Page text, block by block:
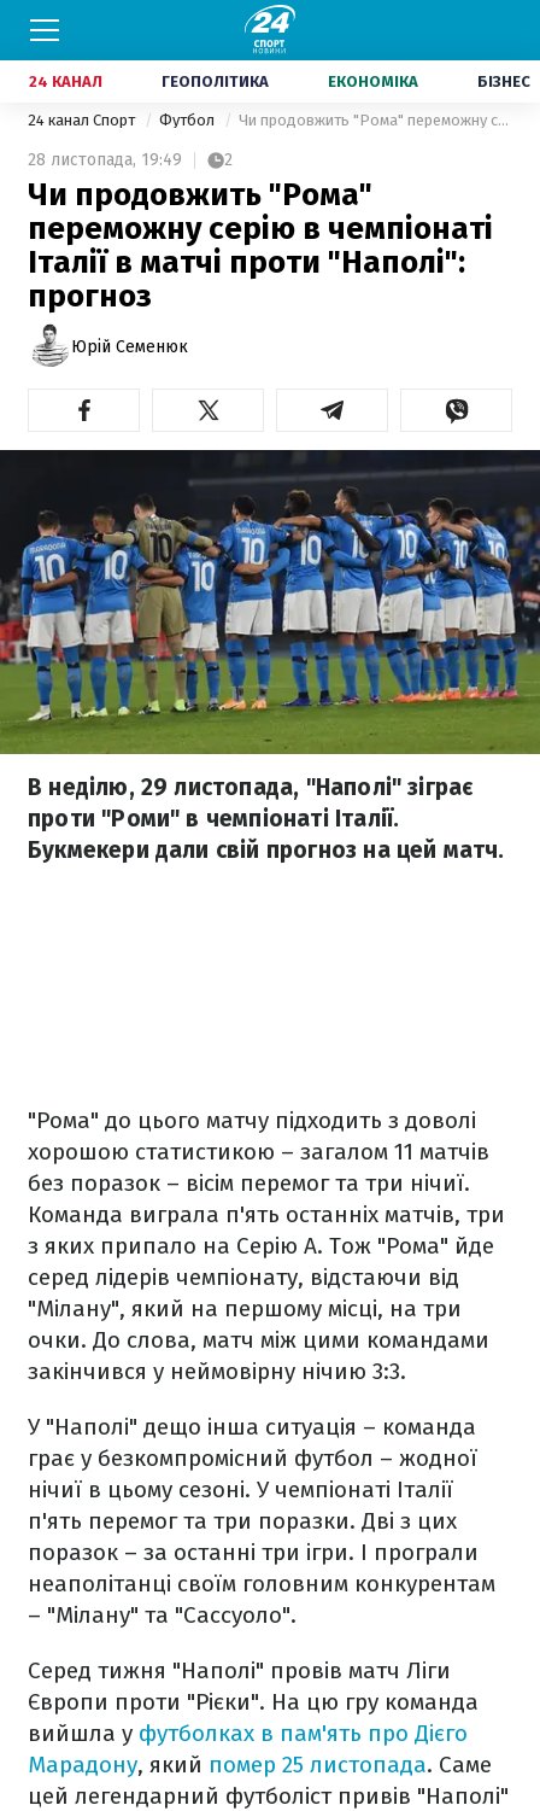
24 КАНАЛ ГЕОПОЛІТИКА ЕКОНОМІКА БІЗНЕС
24 канал Спорт Футбол Чи продовжить "Рома" переможну серію в чемпіонаті Італії в матчі проти "Наполі": прогноз
28 листопада, 19:49 2
Чи продовжить "Рома"
переможну серію в чемпіонаті
Італії в матчі проти "Наполі":
прогноз
Юрій Семенюк
В неділю, 29 листопада, "Наполі" зіграє
проти "Роми" в чемпіонаті Італії.
Букмекери дали свій прогноз на цей матч.
"Рома" до цього матчу підходить з доволі
хорошою статистикою – загалом 11 матчів
без поразок – вісім перемог та три нічиї.
Команда виграла п'ять останніх матчів, три
з яких припало на Серію А. Тож "Рома" йде
серед лідерів чемпіонату, відстаючи від
"Мілану", який на першому місці, на три
очки. До слова, матч між цими командами
закінчився у неймовірну нічию 3:3.
У "Наполі" дещо інша ситуація – команда
грає у безкомпромісний футбол – жодної
нічиї в цьому сезоні. У чемпіонаті Італії
п'ять перемог та три поразки. Дві з цих
поразок – за останні три ігри. І програли
неаполітанці своїм головним конкурентам
– "Мілану" та "Сассуоло".
Серед тижня "Наполі" провів матч Ліги
Європи проти "Рієки". На цю гру команда
вийшла у футболках в пам'ять про Дієго
Марадону, який помер 25 листопада. Саме
цей легендарний футболіст привів "Наполі"